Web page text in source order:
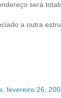
será
a outra
fevereiro 26,